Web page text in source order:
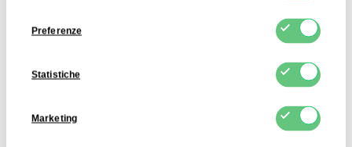
Preferenze
Statistiche
Marketing
rigenerazione e la crescita muscolare. È un componente
importante delle miscele di aminoacidi e dei preparati
La L-isoleucina è utilizzata anche in alimenti funzionali e
scopi nutrizionali speciali. Grazie al suo sapore neutro, può